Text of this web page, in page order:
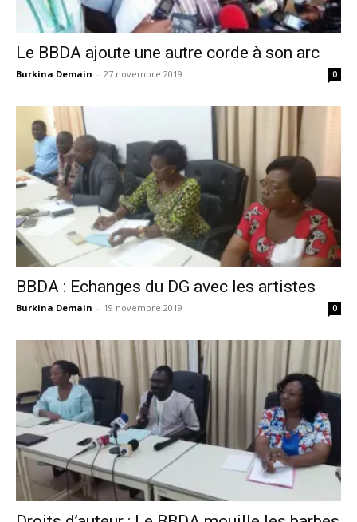
Le BBDA ajoute une autre corde à son arc
Burkina Demain - 27 novembre 2019 0
BBDA : Echanges du DG avec les artistes
Burkina Demain - 19 novembre 2019 0